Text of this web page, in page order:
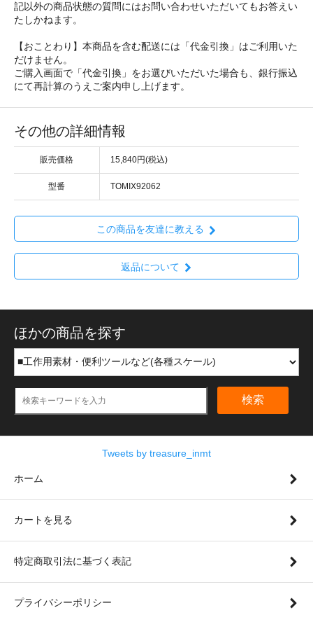
記以外の商品状態の質問にはお問い合わせいただいてもお答えい
たしかねます。
【おことわり】本商品を含む配送には「代金引換」はご利用いた
だけません。
ご購入画面で「代金引換」をお選びいただいた場合も、銀行振込
にて再計算のうえご案内申し上げます。
その他の詳細情報
販売価格 15,840円(税込)
型番 TOMIX92062
この商品を友達に教える
返品について
ほかの商品を探す
検索
Tweets by treasure_inmt
ホーム
カートを見る
特定商取引法に基づく表記
プライバシーポリシー